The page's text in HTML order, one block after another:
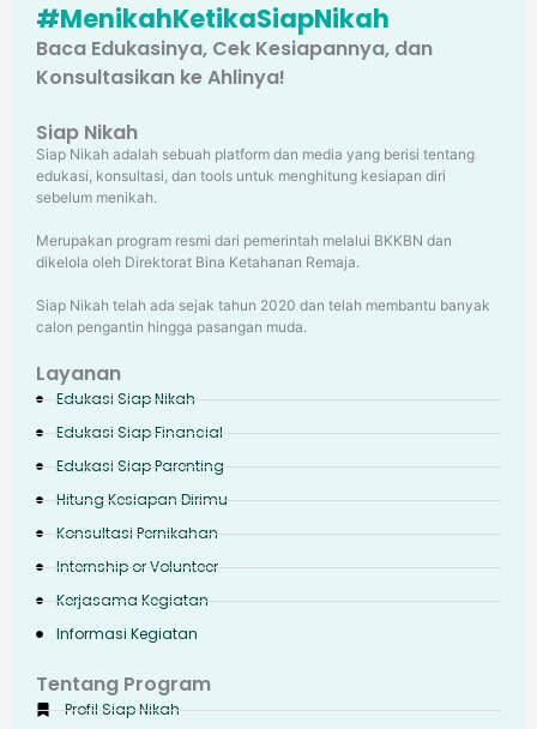
#MenikahKetikaSiapNikah
Baca Edukasinya, Cek Kesiapannya, dan
Konsultasikan ke Ahlinya!
Siap Nikah
Siap Nikah adalah sebuah platform dan media yang berisi tentang
edukasi, konsultasi, dan tools untuk menghitung kesiapan diri
sebelum menikah.
Merupakan program resmi dari pemerintah melalui BKKBN dan
dikelola oleh Direktorat Bina Ketahanan Remaja.
Siap Nikah telah ada sejak tahun 2020 dan telah membantu banyak
calon pengantin hingga pasangan muda.
Layanan
Edukasi Siap Nikah
Edukasi Siap Financial
Edukasi Siap Parenting
Hitung Kesiapan Dirimu
Konsultasi Pernikahan
Internship or Volunteer
Kerjasama Kegiatan
Informasi Kegiatan
Tentang Program
Profil Siap Nikah